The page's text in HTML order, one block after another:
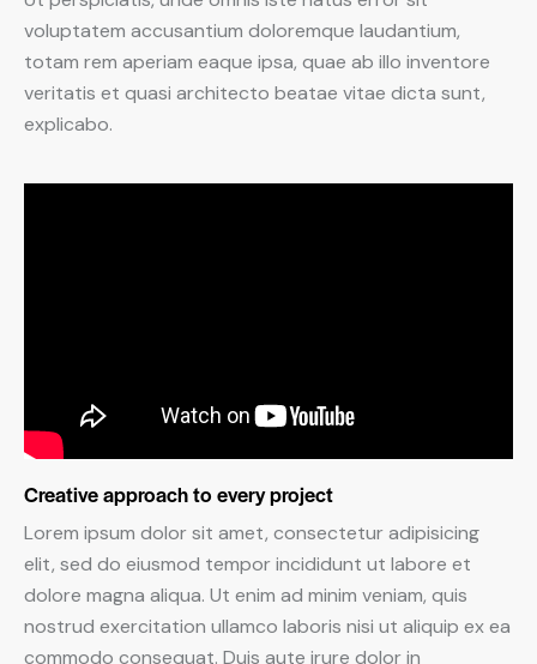
voluptatem accusantium doloremque laudantium,
totam rem aperiam eaque ipsa, quae ab illo inventore
veritatis et quasi architecto beatae vitae dicta sunt,
explicabo.
Creative approach to every project
Lorem ipsum dolor sit amet, consectetur adipisicing
elit, sed do eiusmod tempor incididunt ut labore et
dolore magna aliqua. Ut enim ad minim veniam, quis
nostrud exercitation ullamco laboris nisi ut aliquip ex ea
commodo consequat. Duis aute irure dolor in